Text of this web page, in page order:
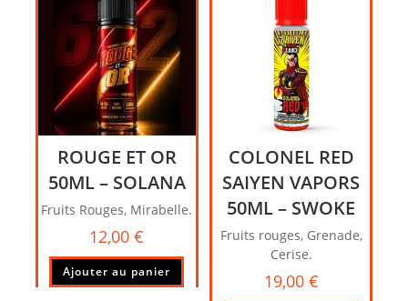
ROUGE ET OR
50ML – SOLANA
Fruits Rouges, Mirabelle.
12,00€
Ajouter au panier
COLONEL RED
SAIYEN VAPORS
50ML – SWOKE
Fruits rouges, Grenade,
Cerise.
19,00 €